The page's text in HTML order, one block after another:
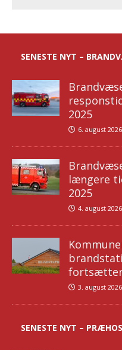
SENESTE NYT –
2025
6. august 2026
længere
2025
4. august 2026
fortsætter
3. august 2026
SENESTE NYT –